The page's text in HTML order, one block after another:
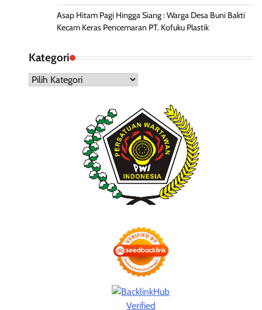
Asap Hitam Pagi Hingga Siang : Warga Desa Buni Bakti
Kecam Keras Pencemaran PT. Kofuku Plastik
Kategori
Kategori